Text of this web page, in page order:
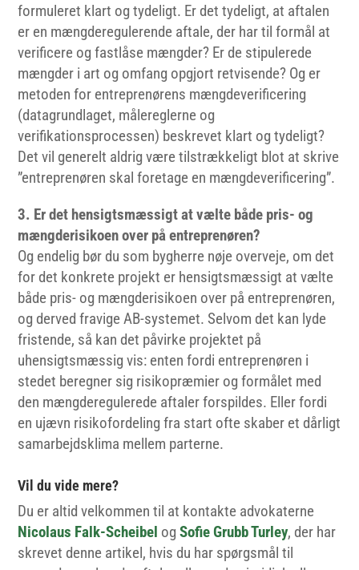
formuleret klart og tydeligt. Er det tydeligt, at aftalen
er en mængderegulerende aftale, der har til formål at
verificere og fastlåse mængder? Er de stipulerede
mængder i art og omfang opgjort retvisende? Og er
metoden for entreprenørens mængdeverificering
(datagrundlaget, målereglerne og
verifikationsprocessen) beskrevet klart og tydeligt?
Det vil generelt aldrig være tilstrækkeligt blot at skrive
”entreprenøren skal foretage en mængdeverificering”.
3. Er det hensigtsmæssigt at vælte både pris- og
mængderisikoen over på entreprenøren?
Og endelig bør du som bygherre nøje overveje, om det
for det konkrete projekt er hensigtsmæssigt at vælte
både pris- og mængderisikoen over på entreprenøren,
og derved fravige AB-systemet. Selvom det kan lyde
fristende, så kan det påvirke projektet på
uhensigtsmæssig vis: enten fordi entreprenøren i
stedet beregner sig risikopræmier og formålet med
den mængderegulerede aftaler forspildes. Eller fordi
en ujævn risikofordeling fra start ofte skaber et dårligt
samarbejdsklima mellem parterne.
Vil du vide mere?
Du er altid velkommen til at kontakte advokaterne
Nicolaus Falk-Scheibel ogSofie Grubb Turley, der har
skrevet denne artikel, hvis du har spørgsmål til